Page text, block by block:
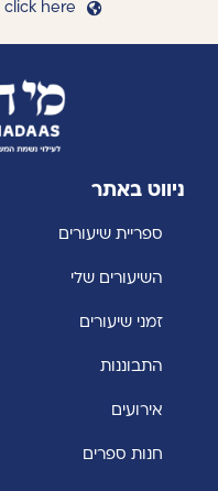
click here
ניווט באתר
ספריית שיעורים
השיעורים שלי
זמני שיעורים
התבוננות
אירועים
חנות ספרים